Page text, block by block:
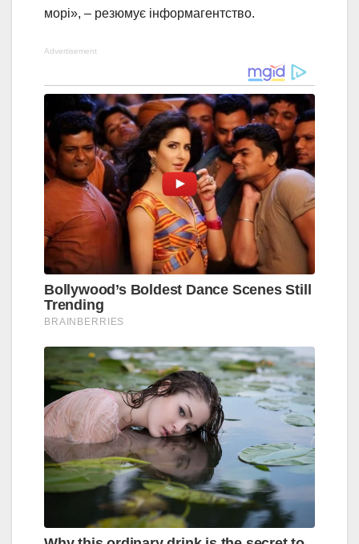
морі», – резюмує інформагентство.
Advertisement